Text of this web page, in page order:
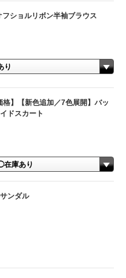
フショルリボン半袖ブラウス
格】【新色追加／7色展開】バッ
ドスカート
ンダル